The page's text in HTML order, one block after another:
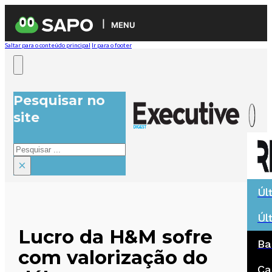
MENU
Saltar para o conteúdo principal Ir para o footer
Pesquisar no
site
Pesquisar
×
Lucro da H&M sofre
com valorização do